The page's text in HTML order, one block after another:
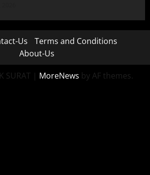
Us
Terms and Conditions
About-Us
SURAT | MoreNews by AF themes.